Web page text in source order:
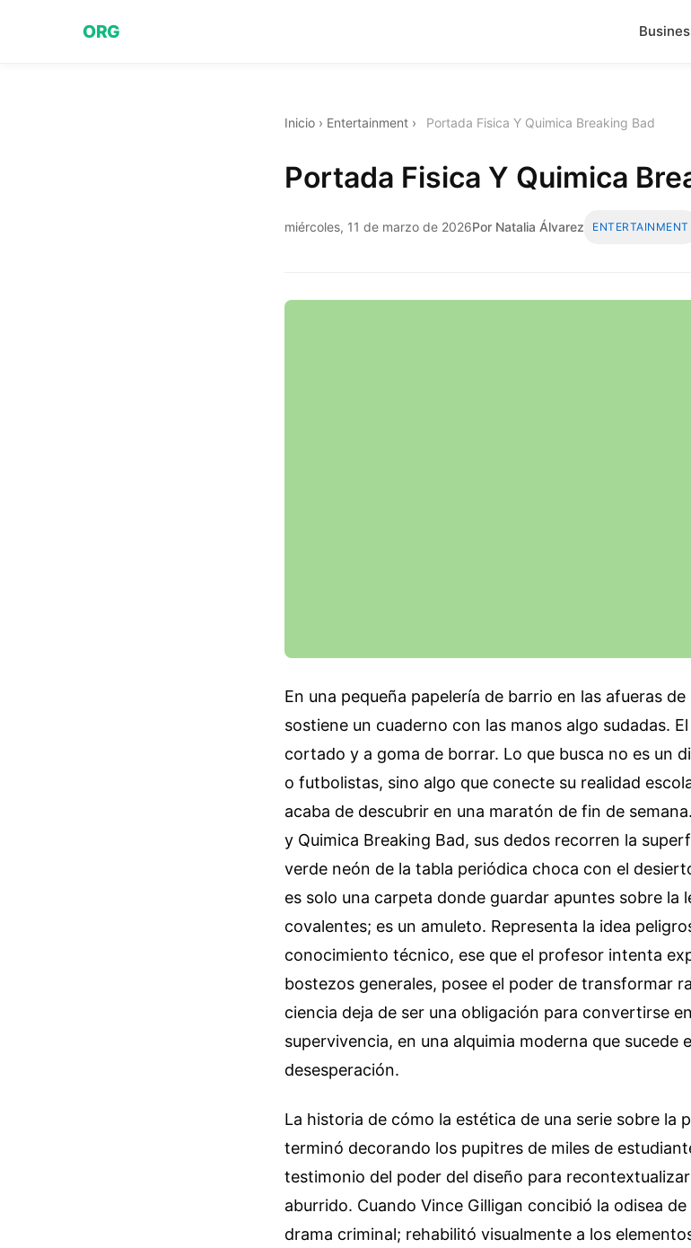
ORG
Inicio › Entertainment › Portada Fisica Y Quimica Breaking Bad
Portada Fisica Y Quimica
miércoles, 11 de marzo de 2026Por Natalia Álvarez ENTERTAINMENT
En una pequeña papelería de barrio en las afueras
sostiene un cuaderno con las manos algo sudadas.
cortado y a goma de borrar. Lo que busca no es un
o futbolistas, sino algo que conecte su realidad
acaba de descubrir en una maratón de fin de
y Quimica Breaking Bad, sus dedos recorren la
verde neón de la tabla periódica choca con el
es solo una carpeta donde guardar apuntes sobre la
covalentes; es un amuleto. Representa la idea
conocimiento técnico, ese que el profesor intenta
bostezos generales, posee el poder de transformar
ciencia deja de ser una obligación para convertirse
supervivencia, en una alquimia moderna que sucede
desesperación.
La historia de cómo la estética de una serie sobre la
terminó decorando los pupitres de miles de
testimonio del poder del diseño para
aburrido. Cuando Vince Gilligan concibió la odisea
drama criminal; rehabilitó visualmente a los